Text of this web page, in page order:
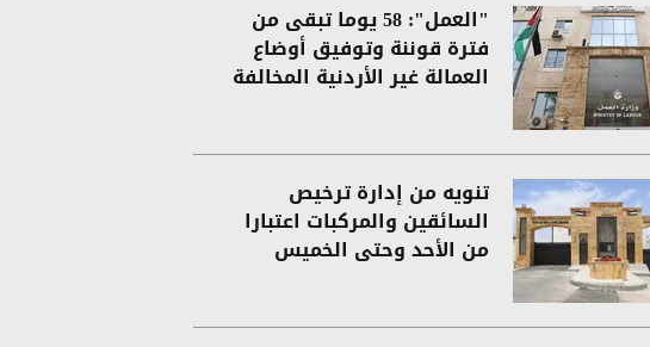
"العمل": 58 يوما تبقى من
فترة قوننة وتوفيق أوضاع
العمالة غير الأردنية المخالفة
تنويه من إدارة ترخيص
السائقين والمركبات اعتبارا
من الأحد وحتى الخميس